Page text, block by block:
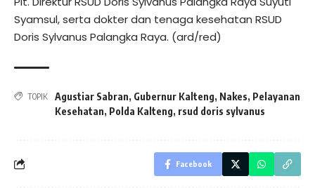
Syamsul, serta dokter dan tenaga kesehatan RSUD
Doris Sylvanus Palangka Raya. (ard/red)
TOPIK Agustiar Sabran, Gubernur Kalteng, Nakes, Pelayanan
Kesehatan, Polda Kalteng, rsud doris sylvanus
Facebook